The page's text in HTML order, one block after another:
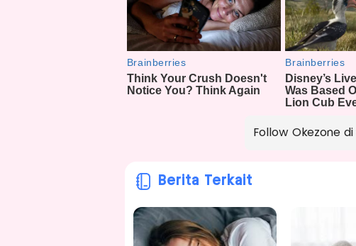
Follow Okezone
Berita Terkait